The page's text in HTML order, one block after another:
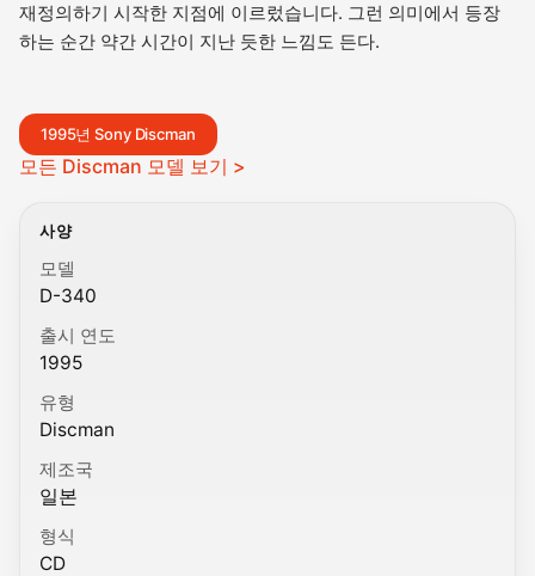
재정의하기 시작한 지점에 이르렀습니다. 그런 의미에서 등장
하는 순간 약간 시간이 지난 듯한 느낌도 든다.
1995년 Sony Discman
모든 Discman 모델 보기 >
사양
모델
D-340
출시 연도
1995
유형
Discman
제조국
일본
형식
CD